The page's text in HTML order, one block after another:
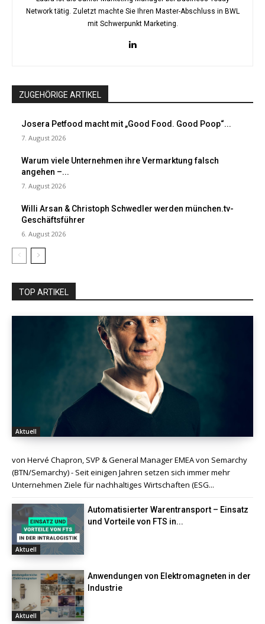
Network tätig. Zuletzt machte Sie Ihren Master-Abschluss in BWL
mit Schwerpunkt Marketing.
ZUGEHÖRIGE ARTIKEL
Josera Petfood macht mit „Good Food. Good Poop“...
7. August 2026
Warum viele Unternehmen ihre Vermarktung falsch
angehen –...
7. August 2026
Willi Arsan & Christoph Schwedler werden münchen.tv-
Geschäftsführer
6. August 2026
TOP ARTIKEL
Aktuell
von Hervé Chapron, SVP & General Manager EMEA von Semarchy
(BTN/Semarchy) - Seit einigen Jahren setzen sich immer mehr
Unternehmen Ziele für nachhaltiges Wirtschaften (ESG...
Aktuell
Automatisierter Warentransport – Einsatz
und Vorteile von FTS in...
Aktuell
Anwendungen von Elektromagneten in der
Industrie